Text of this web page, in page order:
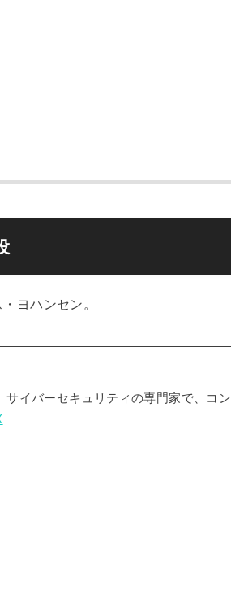
ヨハンセン。
イバーセキュリティの専門家で、コン